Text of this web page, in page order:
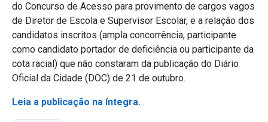
do Concurso de Acesso para provimento de cargos vagos
de Diretor de Escola e Supervisor Escolar, e a relação dos
candidatos inscritos (ampla concorrência, participante
como candidato portador de deficiência ou participante da
cota racial) que não constaram da publicação do Diário
Oficial da Cidade (DOC) de 21 de outubro.
Leia a publicação na íntegra.